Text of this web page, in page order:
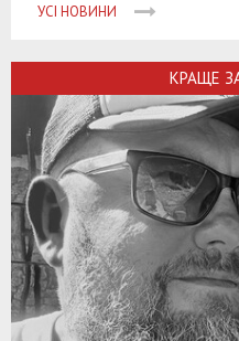
УСІ НОВИНИ
КРАЩЕ